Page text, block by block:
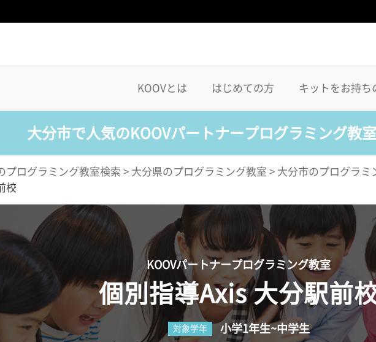
KOOVとは はじめての方 キットをお持ち
大分市で人気のKOOVパートナープログラミング教
プログラミング教室検索 > 大分県のプログラミング教室 > 大分市のプログラミ
校
KOOVパートナープログラミング教室
個別指導Axis 大分駅前
対象学年 小学1年生~中学生